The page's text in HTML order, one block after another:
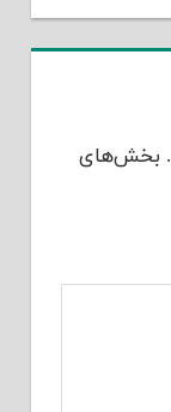
بخش‌های